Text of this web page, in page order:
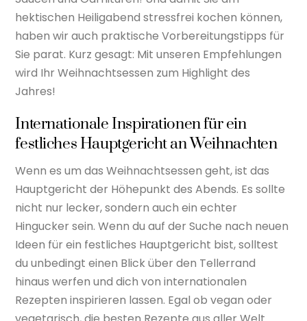
hektischen Heiligabend stressfrei kochen können,
haben wir auch praktische Vorbereitungstipps für
Sie parat. Kurz gesagt: Mit unseren Empfehlungen
wird Ihr Weihnachtsessen zum Highlight des
Jahres!
Internationale Inspirationen für ein
festliches Hauptgericht an Weihnachten
Wenn es um das Weihnachtsessen geht, ist das
Hauptgericht der Höhepunkt des Abends. Es sollte
nicht nur lecker, sondern auch ein echter
Hingucker sein. Wenn du auf der Suche nach neuen
Ideen für ein festliches Hauptgericht bist, solltest
du unbedingt einen Blick über den Tellerrand
hinaus werfen und dich von internationalen
Rezepten inspirieren lassen. Egal ob vegan oder